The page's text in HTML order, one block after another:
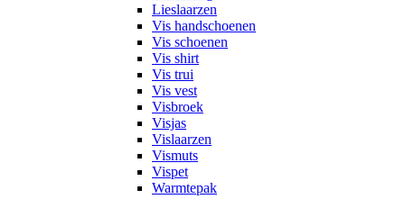
Lieslaarzen
Vis handschoenen
Vis schoenen
Vis shirt
Vis trui
Vis vest
Visbroek
Visjas
Vislaarzen
Vismuts
Vispet
Warmtepak